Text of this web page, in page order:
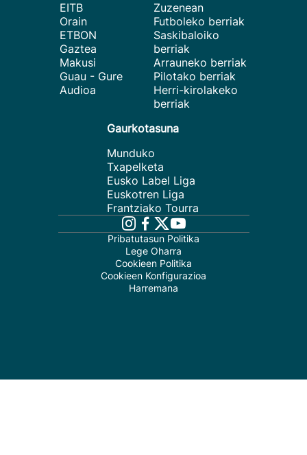
EITB
Orain
ETBON
Gaztea
Makusi
Guau - Gure
Audioa
Zuzenean
Futboleko berriak
Saskibaloiko
berriak
Arrauneko berriak
Pilotako berriak
Herri-kirolakeko
berriak
Gaurkotasuna
Munduko
Txapelketa
Eusko Label Liga
Euskotren Liga
Frantziako Tourra
Pribatutasun Politika
Lege Oharra
Cookieen Politika
Cookieen Konfigurazioa
Harremana